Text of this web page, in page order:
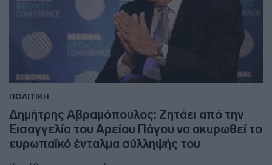
ΠΟΛΙΤΙΚΗ
Δημήτρης Αβραμόπουλος: Ζητάει από την
Εισαγγελία του Αρείου Πάγου να ακυρωθεί το
ευρωπαϊκό ένταλμα σύλληψής του